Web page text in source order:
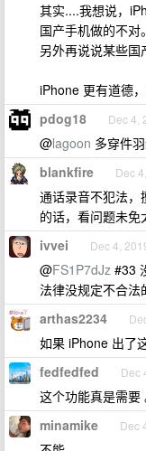
其实....我想说，
国产手机做的不对。
另外再说说某些国
iPhone 更有道德
pdog18 Dec 4,
@lagoon 多穿件
blankfire Dec
通话录音不犯法，
的话，看问题未免
ivvei Dec 4,
@FS1P7dJz #33
法律没规定不合法
arthas2234
如果 iPhone 出了
fedfedfed Dec
这个功能真是需要
minamike Dec